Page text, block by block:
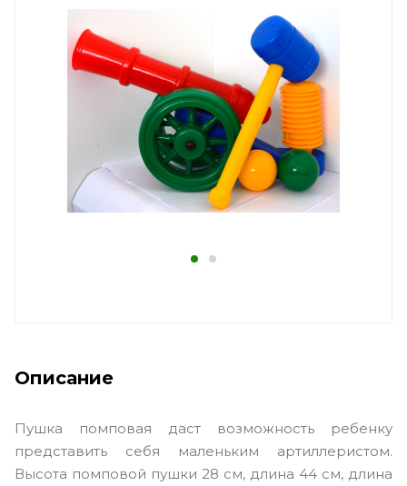
Описание
Пушка помповая даст возможность ребенку
представить себя маленьким артиллеристом.
Высота помповой пушки 28 см, длина 44 см, длина